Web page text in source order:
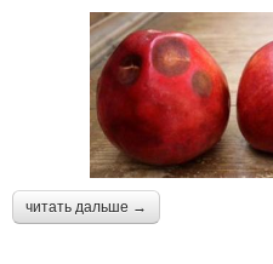
читать дальше →